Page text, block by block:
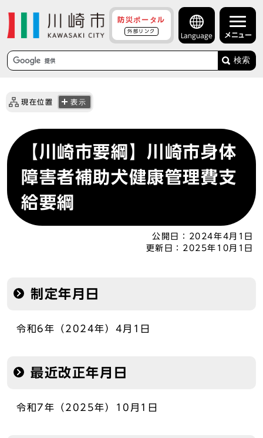
防災ポータル
外部リンク
Language メニュー
検索
現在位置 表示
【川崎市要綱】川崎市身体
障害者補助犬健康管理費支
給要綱
公開日：
2024年4月1日
更新日： 2025年10月1日
制定年月日
令和6年（2024年）4月1日
最近改正年月日
令和7年（2025年）10月1日